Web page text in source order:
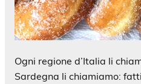
Ogni regione d’Italia li
Sardegna li chiamiamo: